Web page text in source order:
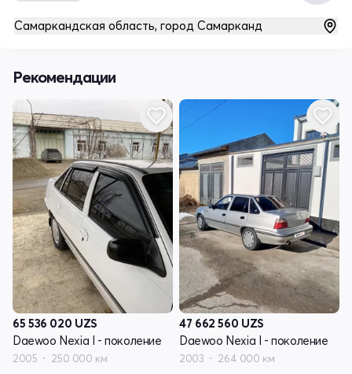
Самаркандская область, город Самарканд
Рекомендации
65 536 020 UZS
Daewoo Nexia I - поколение
2005 250 000 км
47 662 560 UZS
Daewoo Nexia I - поколение
2003 264 000 км